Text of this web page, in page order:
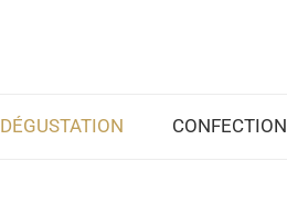
DÉGUSTATION CONFECTION